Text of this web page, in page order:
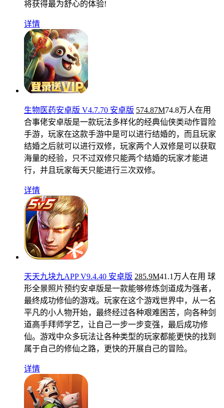
将获得最为舒心的体验!
详情
生物医药安卓版 V4.7.70 安卓版 574.87M74.8万人在用
合事佬安卓版是一款玩法多样化的经典仙侠类动作冒险
手游，玩家在这款手游中是可以进行结婚的，而且玩家
结婚之后就可以进行双修，玩家两个人双修是可以获取
海量的经验，只不过双修只能两个结婚的玩家才能进
行，并且玩家每天只能进行三次双修。
详情
天天九块九APP V9.4.40 安卓版 285.9M41.1万人在用 球
形全景照片预约安卓版是一款能够修炼剑道成为强者，
最终成功修仙的游戏。玩家在这个游戏世界中，从一名
平凡的小人物开始，最终经过各种艰难困苦，向各种剑
道高手拜师学艺，让自己一步一步变强，最后成功修
仙。游戏中众多玩法让各种类型的玩家都能更快的找到
属于自己的修仙之路，更快的开展自己的冒险。
详情